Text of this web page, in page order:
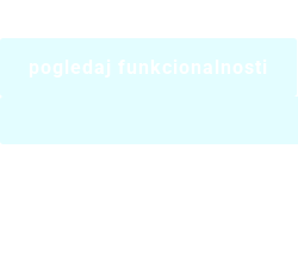
pogledaj funkcionalnosti